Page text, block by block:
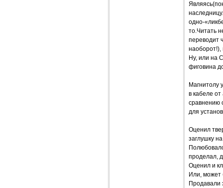
одно-
то.Читать
переводит
наоборот!),
Ну, или на
фиговина
Магнитолу
в кабеле
сравнению
для
Оценил
заглушку
проделал,
Оценил и
Или, может
Продавали